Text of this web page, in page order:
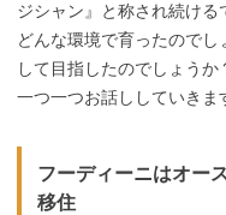
ジシャン』と称され続け
どんな環境で育ったので
して目指したのでしょう
一つ一つお話ししていきま
フーディーニはオー
移住